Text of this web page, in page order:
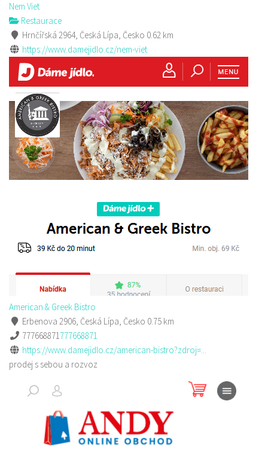
Nem Viet
Restaurace
Hrnčířská 2964, Česká Lípa, Česko 0.62 km
https://www.damejidlo.cz/nem-viet
American & Greek Bistro
Erbenova 2906, Česká Lípa, Česko 0.75 km
777668871777668871
https://www.damejidlo.cz/american-bistro?zdroj=...
prodej s sebou a rozvoz